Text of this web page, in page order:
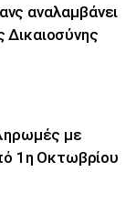
αναλαμβάνει
Δικαιοσύνης
με
1η Οκτωβρίου